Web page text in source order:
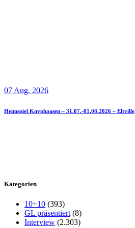
07 Aug. 2026
Heimspiel Knyphausen – 31.07.-01.08.2026 –
Kategorien
10+10 (393)
GL präsentiert (8)
Interview (2.303)